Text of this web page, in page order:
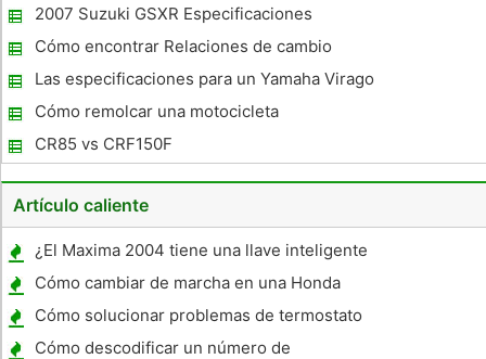
Especificaciones
2007 Suzuki GSXR Especificaciones
Cómo encontrar Relaciones de cambio
motocicleta
Las especificaciones para un Yamaha Virago
500
Cómo remolcar una motocicleta
CR85 vs CRF150F
Artículo caliente
¿El Maxima 2004 tiene una llave inteligente
Cómo cambiar de marcha en una Honda
90cc
Cómo solucionar problemas de termostato
gratis
Cómo descodificar un número de